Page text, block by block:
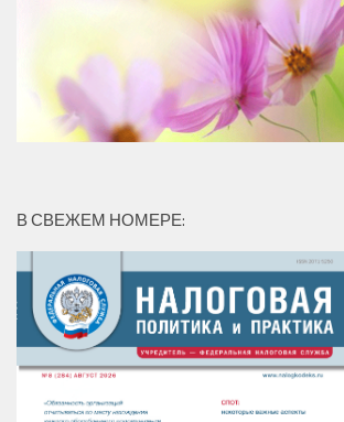
В СВЕЖЕМ НОМЕРЕ: